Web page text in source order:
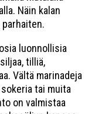
Näin kalan
luonnollisia
tilliä,
Vältä marinadeja
tai muita
on valmistaa